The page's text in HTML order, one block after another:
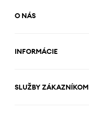
O NÁS
INFORMÁCIE
SLUŽBY ZÁKAZNÍKOM